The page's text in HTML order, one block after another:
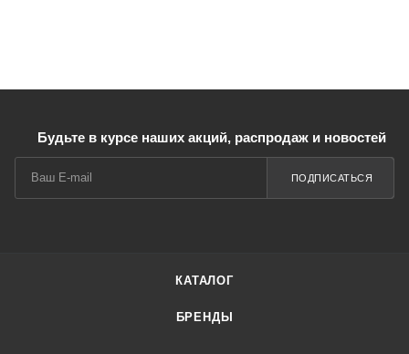
Будьте в курсе наших акций, распродаж и новостей
ПОДПИСАТЬСЯ
КАТАЛОГ
БРЕНДЫ